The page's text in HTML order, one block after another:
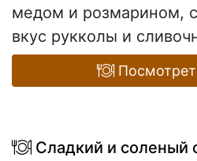
медом и розмарином,
вкус рукколы и
Сладкий и соленый